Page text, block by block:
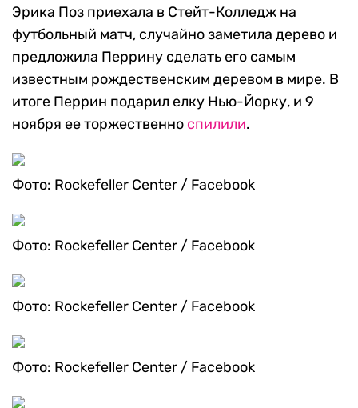
Эрика Поз приехала в Стейт-Колледж на
футбольный матч, случайно заметила дерево и
предложила Перрину сделать его самым
известным рождественским деревом в мире. В
итоге Перрин подарил елку Нью-Йорку, и 9
ноября ее торжественно спилили.
Фото: Rockefeller Center / Facebook
Фото: Rockefeller Center / Facebook
Фото: Rockefeller Center / Facebook
Фото: Rockefeller Center / Facebook